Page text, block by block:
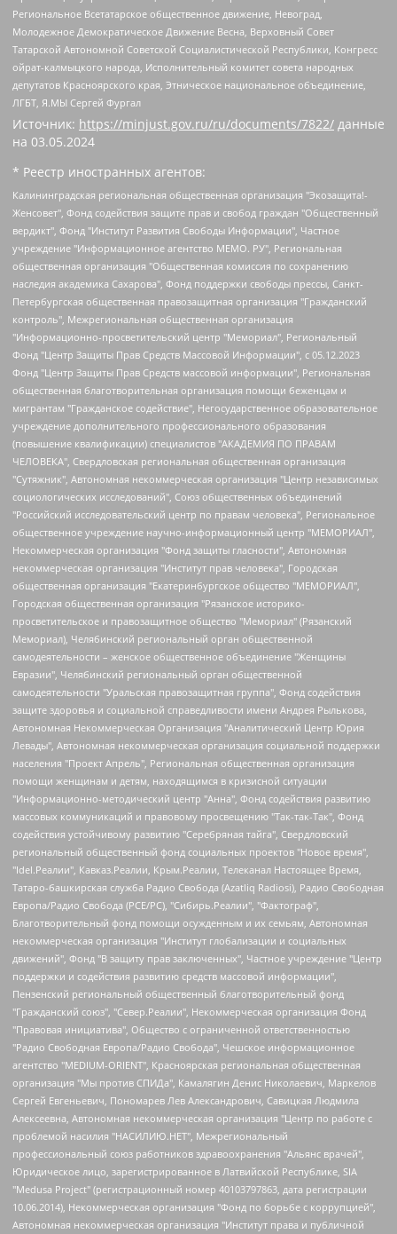
Региональное Всетатарское общественное движение, Невоград,
Молодежное Демократическое Движение Весна, Верховный Совет
Татарской Автономной Советской Социалистической Республики, Конгресс
ойрат-калмыцкого народа, Исполнительный комитет совета народных
депутатов Красноярского края, Этническое национальное объединение,
ЛГБТ, Я.МЫ Сергей Фургал
Источник: https://minjust.gov.ru/ru/documents/7822/ данные
на 03.05.2024
* Реестр иностранных агентов:
Калининградская региональная общественная организация "Экозащита!-Женсовет", Фонд содействия защите прав и свобод граждан "Общественный вердикт", Фонд "Институт Развития Свободы Информации", Частное учреждение "Информационное агентство МЕМО. РУ", Региональная общественная организация "Общественная комиссия по сохранению наследия академика Сахарова", Фонд поддержки свободы прессы, Санкт-Петербургская общественная правозащитная организация "Гражданский контроль", Межрегиональная общественная организация "Информационно-просветительский центр "Мемориал", Региональный Фонд "Центр Защиты Прав Средств Массовой Информации", с 05.12.2023 Фонд "Центр Защиты Прав Средств массовой информации", Региональная общественная благотворительная организация помощи беженцам и мигрантам "Гражданское содействие", Негосударственное образовательное учреждение дополнительного профессионального образования (повышение квалификации) специалистов "АКАДЕМИЯ ПО ПРАВАМ ЧЕЛОВЕКА", Свердловская региональная общественная организация "Сутяжник", Автономная некоммерческая организация "Центр независимых социологических исследований", Союз общественных объединений "Российский исследовательский центр по правам человека", Региональное общественное учреждение научно-информационный центр "МЕМОРИАЛ", Некоммерческая организация "Фонд защиты гласности", Автономная некоммерческая организация "Институт прав человека", Городская общественная организация "Екатеринбургское общество "МЕМОРИАЛ", Городская общественная организация "Рязанское историко-просветительское и правозащитное общество "Мемориал" (Рязанский Мемориал), Челябинский региональный орган общественной самодеятельности – женское общественное объединение "Женщины Евразии", Челябинский региональный орган общественной самодеятельности "Уральская правозащитная группа", Фонд содействия защите здоровья и социальной справедливости имени Андрея Рылькова, Автономная Некоммерческая Организация "Аналитический Центр Юрия Левады", Автономная некоммерческая организация социальной поддержки населения "Проект Апрель", Региональная общественная организация помощи женщинам и детям, находящимся в кризисной ситуации "Информационно-методический центр "Анна", Фонд содействия развитию массовых коммуникаций и правовому просвещению "Так-так-Так", Фонд содействия устойчивому развитию "Серебряная тайга", Свердловский региональный общественный фонд социальных проектов "Новое время", "Idel.Реалии", Кавказ.Реалии, Крым.Реалии, Телеканал Настоящее Время, Татаро-башкирская служба Радио Свобода (Azatliq Radiosi), Радио Свободная Европа/Радио Свобода (PCE/PC), "Сибирь.Реалии", "Фактограф", Благотворительный фонд помощи осужденным и их семьям, Автономная некоммерческая организация "Институт глобализации и социальных движений", Фонд "В защиту прав заключенных", Частное учреждение "Центр поддержки и содействия развитию средств массовой информации", Пензенский региональный общественный благотворительный фонд "Гражданский союз", "Север.Реалии", Некоммерческая организация Фонд "Правовая инициатива", Общество с ограниченной ответственностью "Радио Свободная Европа/Радио Свобода", Чешское информационное агентство "MEDIUM-ORIENT", Красноярская региональная общественная организация "Мы против СПИДа", Камалягин Денис Николаевич, Маркелов Сергей Евгеньевич, Пономарев Лев Александрович, Савицкая Людмила Алексеевна, Автономная некоммерческая организация "Центр по работе с проблемой насилия "НАСИЛИЮ.НЕТ", Межрегиональный профессиональный союз работников здравоохранения "Альянс врачей", Юридическое лицо, зарегистрированное в Латвийской Республике, SIA "Medusa Project" (регистрационный номер 40103797863, дата регистрации 10.06.2014), Некоммерческая организация "Фонд по борьбе с коррупцией", Автономная некоммерческая организация "Институт права и публичной политики", Баданин Роман Сергеевич, Гликин Максим Александрович, Железнова Мария Михайловна, Лукьянова Юлия Сергеевна, Маетная Елизавета Витальевна, Маняхин Петр Борисович, Чуракова Ольга Владимировна, Ярош Юлия Петровна, Юридическое лицо "The Insider SIA", зарегистрированное в Риге, Латвийская Республика (дата регистрации 26.06.2015), являющееся администратором доменного имени интернет-издания "The Insider SIA", https://theins.ru, Постернак Алексей Евгеньевич, Рубин Михаил Аркадьевич, Анин Роман Александрович, Юридическое лицо Istories fonds, зарегистрированное в Латвийской Республике (регистрационный номер 50008295751, дата регистрации 24.02.2020), Великовский Дмитрий Александрович, Долинина Ирина Николаевна, Мароховская Алеся Алексеевна, Шлейнов Роман Юрьевич, Шмагун Олеся Валентиновна, Общество с ограниченной ответственностью "Альтаир 2021", Общество с ограниченной ответственностью "Вега 2021", Общество с ограниченной ответственностью "Главный редактор 2021", Общество с ограниченной ответственностью "Ромашки монолит", Важенков Артем Валерьевич, Ивановская областная общественная организация "Центр гендерных исследований", Гурман Юрий Альбертович, Медиапроект "ОВД-Инфо", Егоров Владимир Владимирович, Жилинский Владимир Александрович, Общество с ограниченной ответственностью "ЗП", Иванова София Юрьевна, Карезина Инна Павловна, Кильтау Екатерина Викторовна, Петров Алексей Викторович, Пискунов Сергей Евгеньевич, Смирнов Сергей Сергеевич, Тихонов Михаил Сергеевич, Общество с ограниченной ответственностью "ЖУРНАЛИСТ-ИНОСТРАННЫЙ АГЕНТ", Арапова Галина Юрьевна, Вольтская Татьяна Анатольевна, Американская компания "Mason G.E.S. Anonymous Foundation" (США), являющаяся владельцем интернет-издания https://mnews.world/, Компания "Stichting Bellingcat", зарегистрированная в Нидерландах (дата регистрации 11.07.2018), Захаров Андрей Вячеславович, Клепиковская Екатерина Дмитриевна, Общество с ограниченной ответственностью "МЕМО", Перл Роман Александрович, Симонов Евгений Алексеевич, Соловьева Елена Анатольевна, Сотников Даниил Владимирович, Сурначева Елизавета Дмитриевна, Автономная некоммерческая организация по защите прав человека и информированию населения "Якутия – Наше Мнение", Общество с ограниченной ответственностью "Москоу диджитал медиа", с 26.01.2023 Общество с ограниченной ответственностью "Чайка Белые сады", Ветошкина Валерия Валерьевна, Заговора Максим Александрович, Межрегиональное общественное движение "Российская ЛГБТ - сеть", Оленичев Максим Владимирович, Павлов Иван Юрьевич, Скворцова Елена Сергеевна, Общество с ограниченной ответственностью "Как бы инагент", Кочетков Игорь Викторович, Общество с ограниченной ответственностью "Честные выборы", Еланчик Олег Александрович, Общество с ограниченной ответственностью "Нобелевский призыв", Гималова Регина Эмилевна, Григорьев Андрей Валерьевич, Григорьева Алина Александровна, Ассоциация по содействию защите прав призывников, альтернативнослужащих и военнослужащих "Правозащитная группа "Гражданин.Армия.Право", Хисамова Регина Фаритовна, Автономная некоммерческая организация по реализации социально-правовых программ "Лилит", Дальневосточное общественное движение "Маяк", Санкт-Петербургская ЛГБТ-инициативная группа "Выход", Инициативная группа ЛГБТ+ "Реверс", Алексеев Андрей Викторович, Бекбулатова Таисия Львовна, Беляев Иван Михайлович, Владыкина Елена Сергеевна, Гельман Марат Александрович, Никульшина Вероника Юрьевна, Толоконникова Надежда Андреевна, Шендерович Виктор Анатольевич, Общество с ограниченной ответственностью "Данное сообщение", Общество с ограниченной ответственностью Издательский дом "Новая глава", Айнбиндер Александра Александровна, Московский комьюнити-центр для ЛГБТ+инициатив, Благотворительный фонд развития филантропии, Deutsche Welle (Германия, Kurt-Schumacher-Strasse 3, 53113 Bonn), Борзунова Мария Михайловна, Воробьев Виктор Викторович, Голубева Анна Львовна, Константинова Алла Михайловна, Малкова Ирина Владимировна, Мурадов Мурад Абдулгалимович, Осетинская Елизавета Николаевна, Понасенков Евгений Николаевич, Ганапольский Матвей Юрьевич, Киселев Евгений Алексеевич, Борухович Ирина Григорьевна, Дремин Иван Тимофеевич, Дубровский Дмитрий Викторович, Красноярская региональная общественная организация поддержки и развития альтернативных образовательных технологий и межкультурных коммуникаций "ИНТЕРРА", Маяковская Екатерина Алексеевна, Фейгин Марк Захарович, Филимонов Андрей Викторович, Дзугкоева Регина Николаевна, Доброхотов Роман Александрович, Дудь Юрий Александрович, Елкин Сергей Владимирович, Кругликов Кирилл Игоревич, Сабунаева Мария Леонидовна, Семенов Алексей Владимирович, Шаинян Карен Багратович, Шульман Екатерина Михайловна, Асафьев Артур Валерьевич, Вахштайн Виктор Семенович, Венедиктов Алексей Алексеевич, Лушникова Екатерина Евгеньевна, Волков Леонид Михайлович, Невзоров Александр Глебович, Пархоменко Сергей Борисович, Сироткин Ярослав Николаевич, Кара-Мурза Владимир Владимирович, Баранова Наталья Владимировна, Гозман Леонид Яковлевич, Кагарлицкий Борис Юльевич, Климарев Михаил Валерьевич, Милов Владимир Станиславович, Автономная некоммерческая организация Краснодарский центр современного искусства "Типография", Моргенштерн Алишер Тагирович, Соболь Любовь Эдуардовна, Общество с ограниченной ответственностью "ЛИЗА НОРМ", Каспаров Гарри Кимович, Ходорковский Михаил Борисович, Общество с ограниченной ответственностью "Апрельские тезисы", Данилович Ирина Брониславовна, Кашин Олег Владимирович, Петров Николай Владимирович, Пивоваров Алексей Владимирович, Соколов Михаил Владимирович, Цветкова Юлия Владимировна, Чичваркин Евгений Александрович, Комитет против пыток/Команда против пыток, Общество с ограниченной ответственностью "Первый научный", Общество с ограниченной ответственностью "Вертолет и ко", Белоцерковская Вероника Борисовна, Кац Максим Евгеньевич, Лазарева Татьяна Юрьевна, Шаведдинов Руслан Табризович, Яшин Илья Валерьевич, Общество с ограниченной ответственностью "Иноагент ААВ", Алешковский Дмитрий Петрович, Альбац Евгения Марковна, Быков Дмитрий Львович, Галямина Юлия Евгеньевна, Лойко Сергей Леонидович, Мартынов Кирилл Константинович, Медведев Сергей Александрович, Крашенинников Федор Геннадиевич, Гордеева Катерина Вл